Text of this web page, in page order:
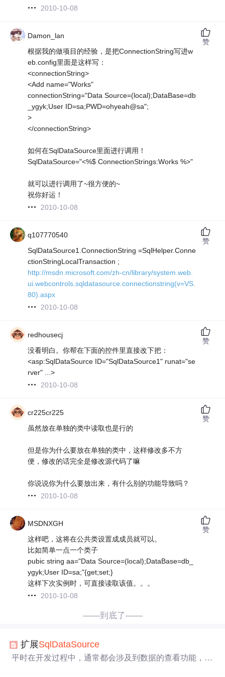
2010-10-08
Damon_lan
根据我的做项目的经验，是把ConnectionString写进w
eb.config里面是这样写：
<connectionString>
<Add name="Works"
connectionString="Data Source=(local);DataBase=db
_ygyk;User ID=sa;PWD=ohyeah@sa";
>
</connectionString>
如何在SqlDataSource里面进行调用！
SqlDataSource="<%$ ConnectionStrings:Works %>"
就可以进行调用了~很方便的~
祝你好运！
2010-10-08
赞
q107770540
SqlDataSource1.ConnectionString =SqlHelper.Conne
ctionStringLocalTransaction ;
http://msdn.microsoft.com/zh-cn/library/system.web.
ui.webcontrols.sqldatasource.connectionstring(v=VS.
80).aspx
2010-10-08
赞
redhousecj
没看明白。你帮在下面的控件里直接改下把：
<asp:SqlDataSource ID="SqlDataSource1" runat="se
rver" ...>
2010-10-08
赞
cr225cr225
虽然放在单独的类中读取也是行的
但是你为什么要放在单独的类中，这样修改多不方
便，修改的话完全是修改源代码了嘛
你说说你为什么要放出来，有什么别的功能导致吗？
2010-10-08
赞
MSDNXGH
这样吧，这将在公共类设置成成员就可以。
比如简单一点一个类子
pubic string aa="Data Source=(local);DataBase=db_
ygyk;User ID=sa;"{get;set;}
这样下次实例时，可直接读取该值。。。
2010-10-08
赞
——到底了——
扩展Sql DataSource
平时在开发过程中，通常都会涉及到数据的查看功能，比